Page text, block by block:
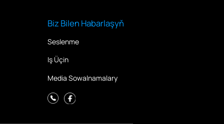
Biz Bilen Habarlaşyň
Seslenme
Iş Üçin
Media Sowalnamalary